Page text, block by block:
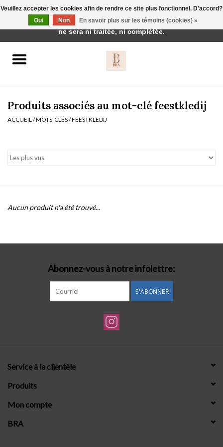
Réduction
Produits associés au mot-clé feestkledij
ACCUEIL /MOTS-CLÉS/FEESTKLEDIJ
Aucun produit n'a été trouvé...
Abonnez-vous à notre infolettre:
S'ABONNER
Service à la clientèle
Produits
Mon compte
BRA
Veuillez accepter les cookies afin de rendre ce site plus fonctionnel. D'accord?
Oui
Non En savoir plus sur les témoins (cookies) »
Cette boutique est en construction. Toute commande passée
ne sera ni traitée, ni complétée.